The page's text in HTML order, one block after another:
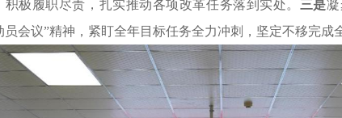
极履职尽责，扎实推动各项改革任务落到实处。 三是
员会议”精神，紧盯全年目标任务全力冲刺，坚定不移完成